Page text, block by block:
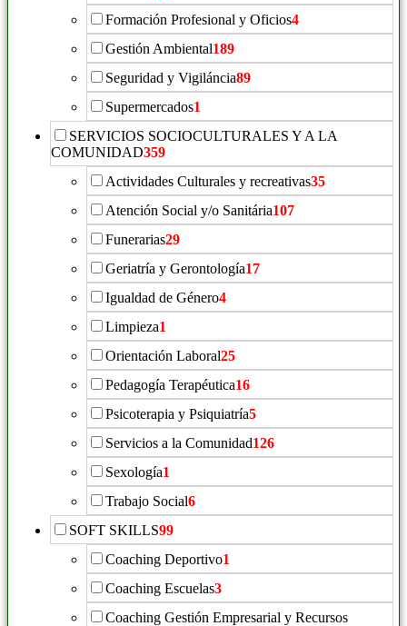
Formación Profesional y Oficios4
Gestión Ambiental189
Seguridad y Vigiláncia89
Supermercados1
SERVICIOS SOCIOCULTURALES Y A LA
COMUNIDAD359
Actividades Culturales y recreativas35
Atención Social y/o Sanitária107
Funerarias29
Geriatría y Gerontología17
Igualdad de Género4
Limpieza1
Orientación Laboral25
Pedagogía Terapéutica16
Psicoterapia y Psiquiatría5
Servicios a la Comunidad126
Sexología1
Trabajo Social6
SOFT SKILLS99
Coaching Deportivo1
Coaching Escuelas3
Coaching Gestión Empresarial y Recursos